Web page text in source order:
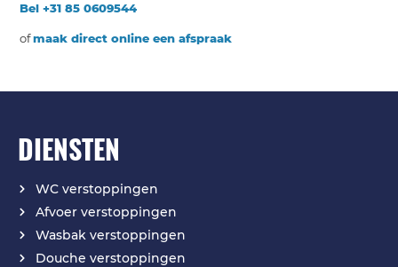
Bel +31 85 0609544
ofmaak direct online een afspraak
DIENSTEN
WC verstoppingen
Afvoer verstoppingen
Wasbak verstoppingen
Douche verstoppingen